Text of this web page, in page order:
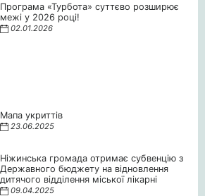
Програма «Турбота» суттєво розширює
межі у 2026 році!
02.01.2026
Мапа укриттів
23.06.2025
Ніжинська громада отримає субвенцію з
Державного бюджету на відновлення
дитячого відділення міської лікарні
09.04.2025